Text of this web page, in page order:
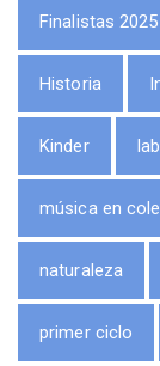
Finalistas 2025
Historia
Kinder
música en
naturaleza
primer ciclo